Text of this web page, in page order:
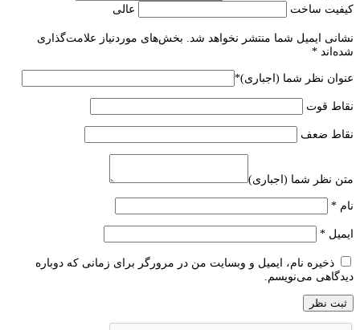
کیفیت ساخت
عالی
نشانی ایمیل شما منتشر نخواهد شد.
بخش‌های موردنیاز علامت‌گذاری
شده‌اند *
عنوان نظر شما (اجباری)*
نقاط قوت
نقاط ضعف
متن نظر شما (اجباری)
نام *
ایمیل *
ذخیره نام، ایمیل و وبسایت من در مرورگر برای زمانی که دوباره
دیدگاهی می‌نویسم.